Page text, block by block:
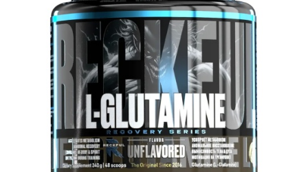
Вишлист